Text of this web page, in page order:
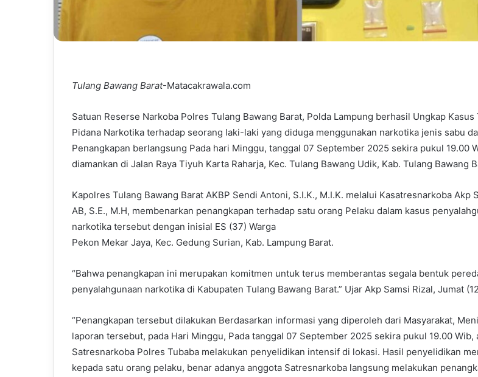
Tulang Bawang Barat-Matacakrawala.com
Satuan Reserse Narkoba Polres Tulang Bawang Barat, Polda Lampung berhasil Ungkap Kasus
Pidana Narkotika terhadap seorang laki-laki yang diduga menggunakan narkotika jenis sabu
Penangkapan berlangsung Pada hari Minggu, tanggal 07 September 2025 sekira pukul 19.00
diamankan di Jalan Raya Tiyuh Karta Raharja, Kec. Tulang Bawang Udik, Kab. Tulang Bawang
Kapolres Tulang Bawang Barat AKBP Sendi Antoni, S.I.K., M.I.K. melalui Kasatresnarkoba Akp
AB, S.E., M.H, membenarkan penangkapan terhadap satu orang Pelaku dalam kasus
narkotika tersebut dengan inisial ES (37) Warga
Pekon Mekar Jaya, Kec. Gedung Surian, Kab. Lampung Barat.
“Bahwa penangkapan ini merupakan komitmen untuk terus memberantas segala bentuk
penyalahgunaan narkotika di Kabupaten Tulang Bawang Barat.” Ujar Akp Samsi Rizal, Jumat
“Penangkapan tersebut dilakukan Berdasarkan informasi yang diperoleh dari Masyarakat,
laporan tersebut, pada Hari Minggu, Pada tanggal 07 September 2025 sekira pukul 19.00 Wib,
Satresnarkoba Polres Tubaba melakukan penyelidikan intensif di lokasi. Hasil penyelidikan
kepada satu orang pelaku, benar adanya anggota Satresnarkoba langsung melakukan